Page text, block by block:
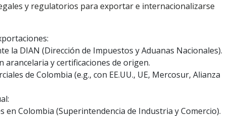
y regulatorios para exportar e internacionalizarse
la DIAN (Dirección de Impuestos y Aduanas Nacionales).
arancelaria y certificaciones de origen.
de Colombia (e.g., con EE.UU., UE, Mercosur, Alianza
en Colombia (Superintendencia de Industria y Comercio).